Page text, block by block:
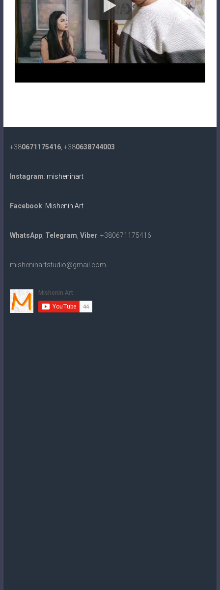
+380671175416, +380638744003
Instagram: misheninart
Facebook: Mishenin Art
WhatsApp, Telegram Viber: +380671175416
misheninartstudio@gmail.com